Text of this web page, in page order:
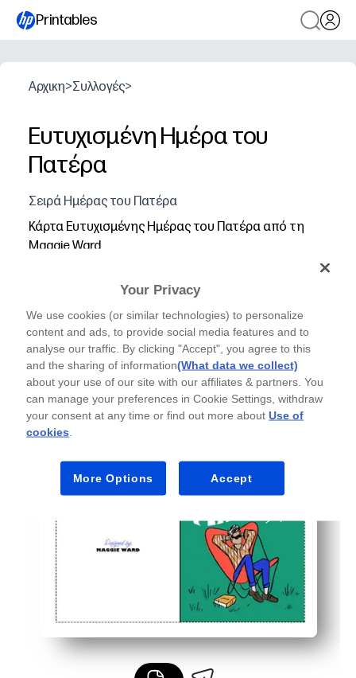
Printables
Αρχικη>Συλλογές>
Ευτυχισμένη Ημέρα του
Πατέρα
Σειρά Ημέρας του Πατέρα
Κάρτα Ευτυχισμένης Ημέρας του Πατέρα από τη
Maggie Ward
Your Privacy
We use cookies (or similar technologies) to personalize
content and ads, to provide social media features and to
analyse our traffic. By clicking "Accept", you agree to this
and the sharing of information(What data we collect)
about your use of our site with our affiliates & partners. You
can manage your preferences in Cookie Settings, withdraw
your consent at any time or find out more aboutUse of
cookies
More Options Accept